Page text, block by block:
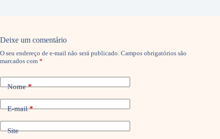
Deixe um comentário
O seu endereço de e-mail não será publicado. Campos obrigatórios são
marcados com *
Nome*
E-mail*
Site